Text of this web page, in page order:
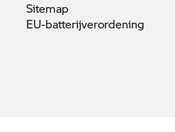
Sitemap
EU-batterijverordening